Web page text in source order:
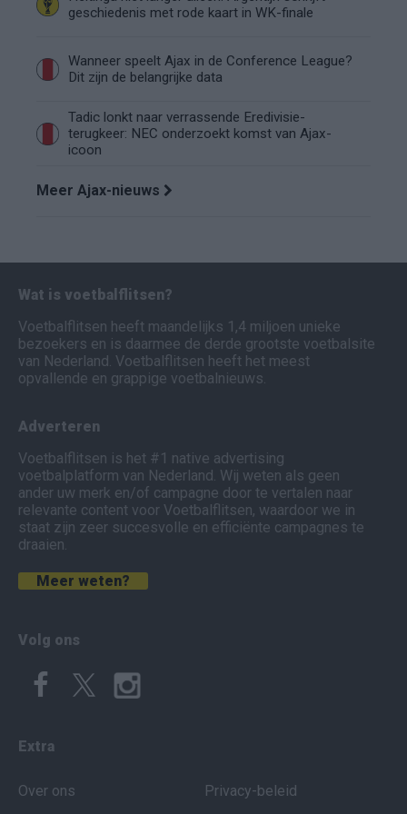
geschiedenis met rode kaart in WK-finale
Wanneer speelt Ajax in de Conference League?
Dit zijn de belangrijke data
Tadic lonkt naar verrassende Eredivisie-
terugkeer: NEC onderzoekt komst van Ajax-
icoon
Meer Ajax-nieuws
Wat is voetbalflitsen?
Voetbalflitsen heeft maandelijks 1,4 miljoen unieke
bezoekers en is daarmee de derde grootste voetbalsite
van Nederland. Voetbalflitsen heeft het meest
opvallende en grappige voetbalnieuws.
Adverteren
Voetbalflitsen is het #1 native advertising
voetbalplatform van Nederland. Wij weten als geen
ander uw merk en/of campagne door te vertalen naar
relevante content voor Voetbalflitsen, waardoor we in
staat zijn zeer succesvolle en efficiënte campagnes te
draaien.
Meer weten?
Volg ons
Extra
Over ons Privacy-beleid